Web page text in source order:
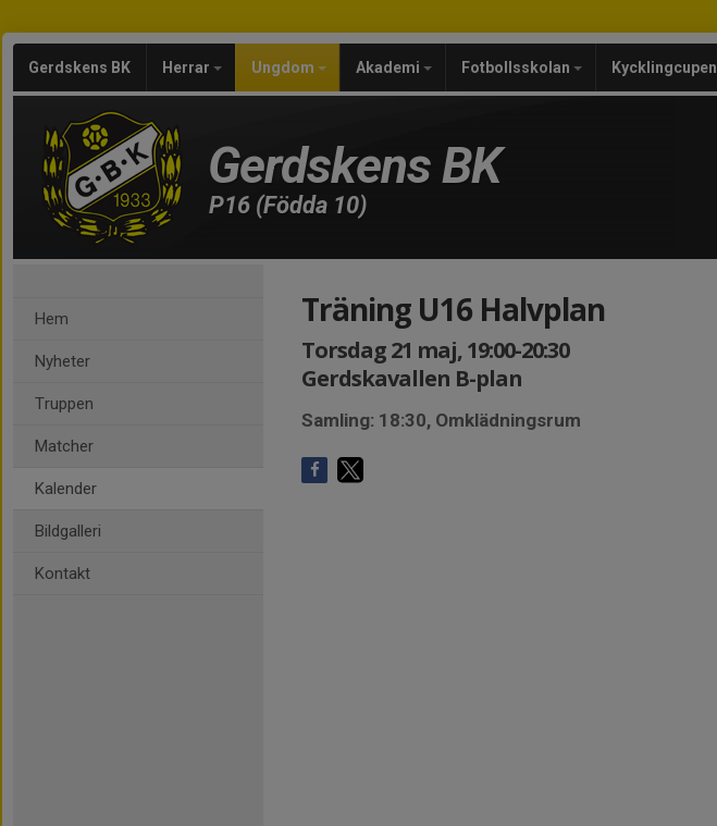
Gerdskens BK Herrar Ungdom Akademi Fotbollsskolan Kycklingcupen
Gerdskens BK
P16 (Födda 10)
Hem
Nyheter
Truppen
Matcher
Kalender
Bildgalleri
Kontakt
Träning U16 Halvplan
Torsdag 21 maj, 19:00-20:30
Gerdskavallen B-plan
Samling: 18:30, Omklädningsrum